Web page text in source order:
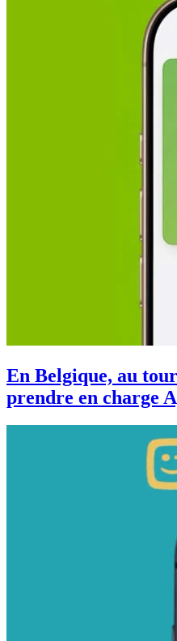
En Belgique, au
prendre en charge